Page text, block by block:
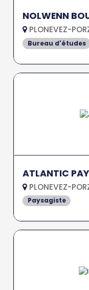
NOLWENN
PLONEVEZ-
Bureau d'études
ATLANTIC
PLONEVEZ-
Paysagiste